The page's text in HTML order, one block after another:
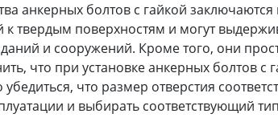
анкерных болтов с гайкой
к твердым поверхностям и могут
и сооружений. Кроме того, они
что при установке анкерных болтов
что размер отверстия
и выбирать соответствующий